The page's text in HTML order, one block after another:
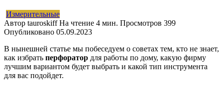
Измерительные
Автор tauroskiff На чтение 4 мин. Просмотров 399
Опубликовано 05.09.2023
В нынешней статье мы побеседуем о советах тем, кто не знает,
как избрать перфоратор для работы по дому, какую фирму
лучшим вариантом будет выбрать и какой тип инструмента
для вас подойдет.